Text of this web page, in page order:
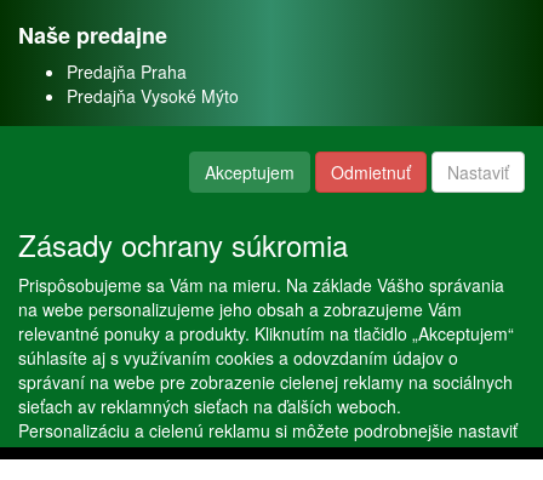
Naše predajne
Predajňa Praha
Predajňa Vysoké Mýto
Naše služby
Servis
Predaj akváriových rýb
Predaj akváriových rastlín
Copyright © Stöckl spol. s r. o. 2020, powered byABRA E-shop
Akceptujem Odmietnuť Nastaviť
Zásady ochrany súkromia
Prispôsobujeme sa Vám na mieru. Na základe Vášho správania
na webe personalizujeme jeho obsah a zobrazujeme Vám
relevantné ponuky a produkty. Kliknutím na tlačidlo „Akceptujem“
súhlasíte aj s využívaním cookies a odovzdaním údajov o
správaní na webe pre zobrazenie cielenej reklamy na sociálnych
sieťach av reklamných sieťach na ďalších weboch.
Personalizáciu a cielenú reklamu si môžete podrobnejšie nastaviť
alebo kedykoľvek vypnúť po kliknutí na tlačidlo „Nastaviť“.